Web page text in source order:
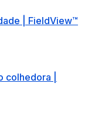
| FieldView™
|